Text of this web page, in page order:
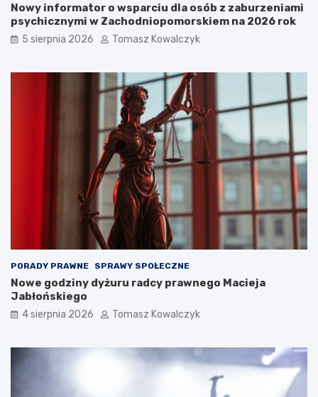
Nowy informator o wsparciu dla osób z zaburzeniami
psychicznymi w Zachodniopomorskiem na 2026 rok
5 sierpnia 2026 Tomasz Kowalczyk
PORADY PRAWNE SPRAWY SPOŁECZNE
Nowe godziny dyżuru radcy prawnego Macieja
Jabłońskiego
4 sierpnia 2026 Tomasz Kowalczyk